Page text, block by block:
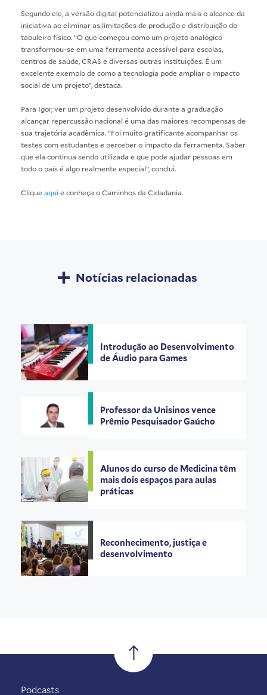
Segundo ele, a versão digital potencializou ainda mais o alcance da
iniciativa ao eliminar as limitações de produção e distribuição do
tabuleiro físico. “O que começou como um projeto analógico
transformou-se em uma ferramenta acessível para escolas,
centros de saúde, CRAS e diversas outras instituições. É um
excelente exemplo de como a tecnologia pode ampliar o impacto
social de um projeto”, destaca.
Para Igor, ver um projeto desenvolvido durante a graduação
alcançar repercussão nacional é uma das maiores recompensas de
sua trajetória acadêmica. “Foi muito gratificante acompanhar os
testes com estudantes e perceber o impacto da ferramenta. Saber
que ela continua sendo utilizada e que pode ajudar pessoas em
todo o país é algo realmente especial”, conclui.
Clique aquie conheça o Caminhos da Cidadania.
Notícias relacionadas
Introdução ao Desenvolvimento
de Áudio para Games
Professor da Unisinos vence
Prêmio Pesquisador Gaúcho
Alunos do curso de Medicina têm
mais dois espaços para aulas
práticas
Reconhecimento, justiça e
desenvolvimento
Podcasts